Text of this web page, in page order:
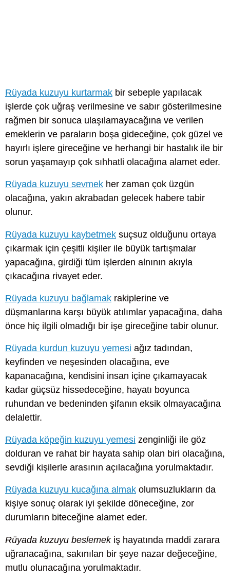
Rüyada kuzuyu kurtarmak bir sebeple yapılacak
işlerde çok uğraş verilmesine ve sabır gösterilmesine
rağmen bir sonuca ulaşılamayacağına ve verilen
emeklerin ve paraların boşa gideceğine, çok güzel ve
hayırlı işlere gireceğine ve herhangi bir hastalık ile bir
sorun yaşamayıp çok sıhhatli olacağına alamet eder.
Rüyada kuzuyu sevmek her zaman çok üzgün
olacağına, yakın akrabadan gelecek habere tabir
olunur.
Rüyada kuzuyu kaybetmek suçsuz olduğunu ortaya
çıkarmak için çeşitli kişiler ile büyük tartışmalar
yapacağına, girdiği tüm işlerden alnının akıyla
çıkacağına rivayet eder.
Rüyada kuzuyu bağlamak rakiplerine ve
düşmanlarına karşı büyük atılımlar yapacağına, daha
önce hiç ilgili olmadığı bir işe gireceğine tabir olunur.
Rüyada kurdun kuzuyu yemesi ağız tadından,
keyfinden ve neşesinden olacağına, eve
kapanacağına, kendisini insan içine çıkamayacak
kadar güçsüz hissedeceğine, hayatı boyunca
ruhundan ve bedeninden şifanın eksik olmayacağına
delalettir.
Rüyada köpeğin kuzuyu yemesi zenginliği ile göz
dolduran ve rahat bir hayata sahip olan biri olacağına,
sevdiği kişilerle arasının açılacağına yorulmaktadır.
Rüyada kuzuyu kucağına almak olumsuzlukların da
kişiye sonuç olarak iyi şekilde döneceğine, zor
durumların biteceğine alamet eder.
Rüyada kuzuyu beslemekiş hayatında maddi zarara
uğranacağına, sakınılan bir şeye nazar değeceğine,
mutlu olunacağına yorulmaktadır.